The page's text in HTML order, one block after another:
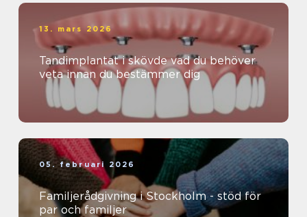
13. mars 2026
Tandimplantat i skövde vad du behöver
veta innan du bestämmer dig
05. februari 2026
Familjerådgivning i Stockholm - stöd för
par och familjer